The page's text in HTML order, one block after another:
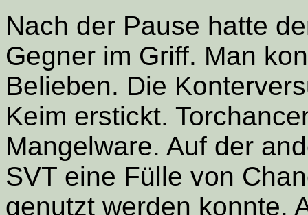
Nach der Pause hatte
Gegner im Griff. Man
Belieben. Die
Keim erstickt.
Mangelware. Auf der
SVT eine Fülle von
genutzt werden konnte.